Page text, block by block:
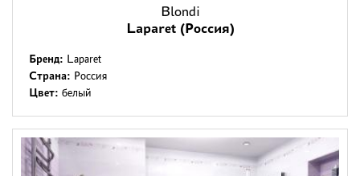
Blondi
Laparet (Россия)
Бренд: Laparet
Страна: Россия
Цвет: белый